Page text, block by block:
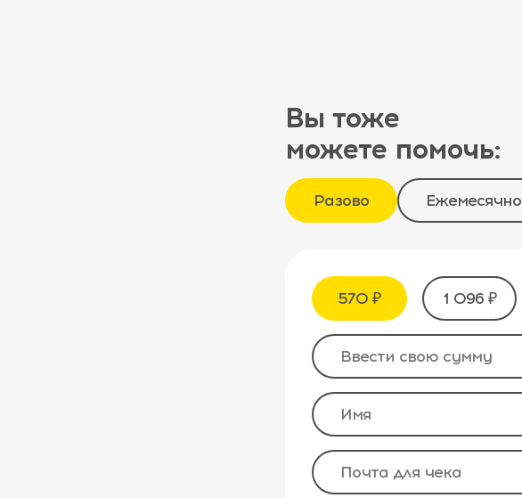
Вы тоже
можете помочь:
Разово Ежемесячно
570 ₽ 1 096 ₽